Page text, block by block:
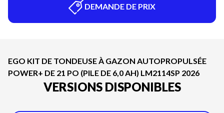
DEMANDE DE PRIX
EGO KIT DE TONDEUSE À GAZON AUTOPROPULSÉE
POWER+ DE 21 PO (PILE DE 6,0 AH) LM2114SP 2026
VERSIONS DISPONIBLES